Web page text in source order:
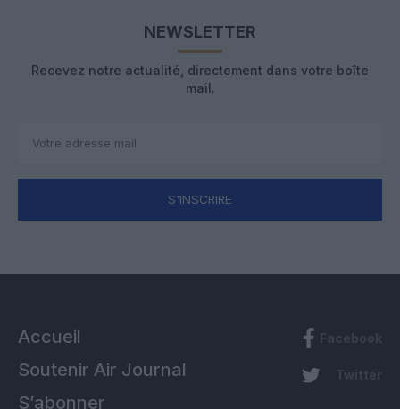
NEWSLETTER
Recevez notre actualité, directement dans votre boîte
mail.
S'INSCRIRE
Accueil
Soutenir Air Journal
S’abonner